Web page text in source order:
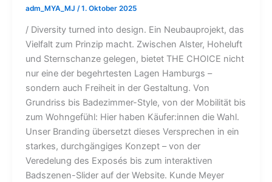
adm_MYA_MJ /1. Oktober 2025
/ Diversity turned into design. Ein Neubauprojekt, das
Vielfalt zum Prinzip macht. Zwischen Alster, Hoheluft
und Sternschanze gelegen, bietet THE CHOICE nicht
nur eine der begehrtesten Lagen Hamburgs –
sondern auch Freiheit in der Gestaltung. Von
Grundriss bis Badezimmer-Style, von der Mobilität bis
zum Wohngefühl: Hier haben Käufer:innen die Wahl.
Unser Branding übersetzt dieses Versprechen in ein
starkes, durchgängiges Konzept – von der
Veredelung des Exposés bis zum interaktiven
Badszenen-Slider auf der Website. Kunde Meyer